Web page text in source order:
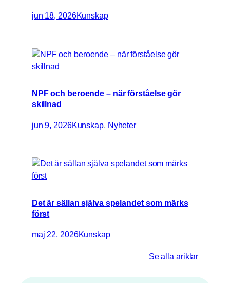
jun 18, 2026Kunskap
NPF och beroende – när förståelse gör
skillnad
jun 9, 2026Kunskap, Nyheter
Det är sällan själva spelandet som märks
först
maj 22, 2026Kunskap
Se alla ariklar